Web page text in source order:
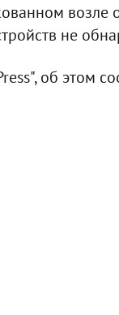
возле
не
об